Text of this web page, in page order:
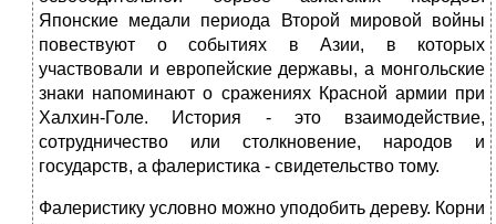
Японские медали периода Второй мировой войны
повествуют о событиях в Азии, в которых
участвовали и европейские державы, а монгольские
знаки напоминают о сражениях Красной армии при
Халхин-Голе. История - это взаимодействие,
сотрудничество или столкновение, народов и
государств, а фалеристика - свидетельство тому.
Фалеристику условно можно уподобить дереву. Корни